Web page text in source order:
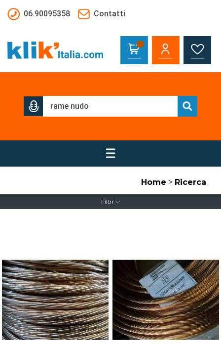
06.90095358
Contatti
☰
Home > Ricerca
Filtri